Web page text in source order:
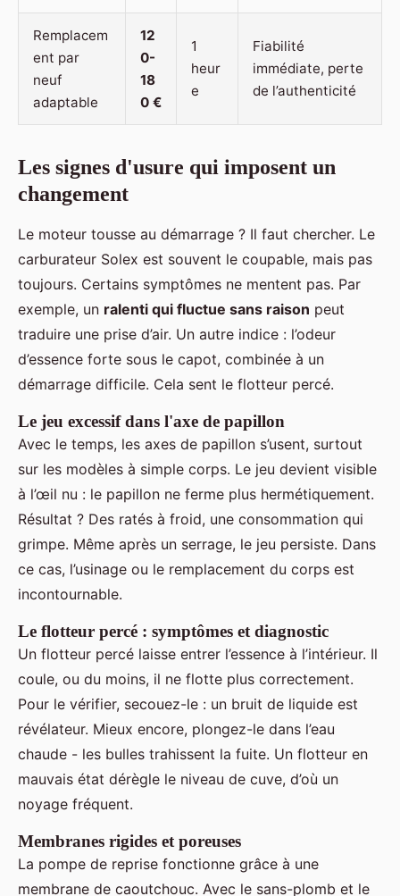
Remplacem
ent par
neuf
adaptable
12
0-
18
0 €
1
heur
e
Fiabilité
immédiate, perte
de l’authenticité
Les signes d'usure qui imposent un
changement
Le moteur tousse au démarrage ? Il faut chercher. Le
carburateur Solex est souvent le coupable, mais pas
toujours. Certains symptômes ne mentent pas. Par
exemple, un ralenti qui fluctue sans raison peut
traduire une prise d’air. Un autre indice : l’odeur
d’essence forte sous le capot, combinée à un
démarrage difficile. Cela sent le flotteur percé.
Le jeu excessif dans l'axe de papillon
Avec le temps, les axes de papillon s’usent, surtout
sur les modèles à simple corps. Le jeu devient visible
à l’œil nu : le papillon ne ferme plus hermétiquement.
Résultat ? Des ratés à froid, une consommation qui
grimpe. Même après un serrage, le jeu persiste. Dans
ce cas, l’usinage ou le remplacement du corps est
incontournable.
Le flotteur percé : symptômes et diagnostic
Un flotteur percé laisse entrer l’essence à l’intérieur. Il
coule, ou du moins, il ne flotte plus correctement.
Pour le vérifier, secouez-le : un bruit de liquide est
révélateur. Mieux encore, plongez-le dans l’eau
chaude - les bulles trahissent la fuite. Un flotteur en
mauvais état dérègle le niveau de cuve, d’où un
noyage fréquent.
Membranes rigides et poreuses
La pompe de reprise fonctionne grâce à une
membrane de caoutchouc. Avec le sans-plomb et le